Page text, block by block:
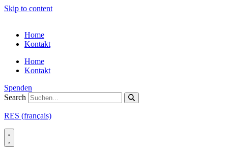
Skip to content
Home
Kontakt
Home
Kontakt
Spenden
Search
RES (français)